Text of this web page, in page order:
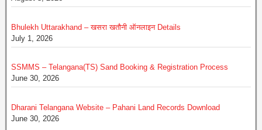
Bhulekh Uttarakhand – खसरा खतौनी ऑनलाइन Details
July 1, 2026
SSMMS – Telangana(TS) Sand Booking & Registration Process
June 30, 2026
Dharani Telangana Website – Pahani Land Records Download
June 30, 2026